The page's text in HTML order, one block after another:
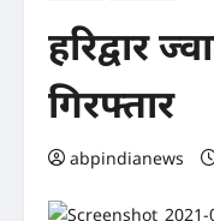
हरिद्वार
गिरफ्तार
abpindianews